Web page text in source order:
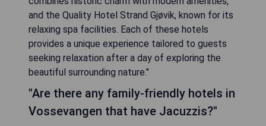
and the Quality Hotel Strand Gjøvik, known for its
relaxing spa facilities. Each of these hotels
provides a unique experience tailored to guests
seeking relaxation after a day of exploring the
beautiful surrounding nature."
"Are there any family-friendly hotels in
Vossevangen that have Jacuzzis?"